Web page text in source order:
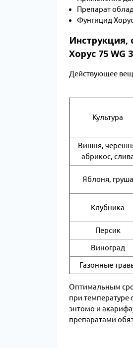
Препарат
Фунгицид
Инструкция,
Хорус 75 WG
Действующее
Культура
Вишня,
абрикос,
Яблоня, груша
Клубника
Персик
Виноград
Газонные
Оптимальным
при температуре
энтомо и
препаратами